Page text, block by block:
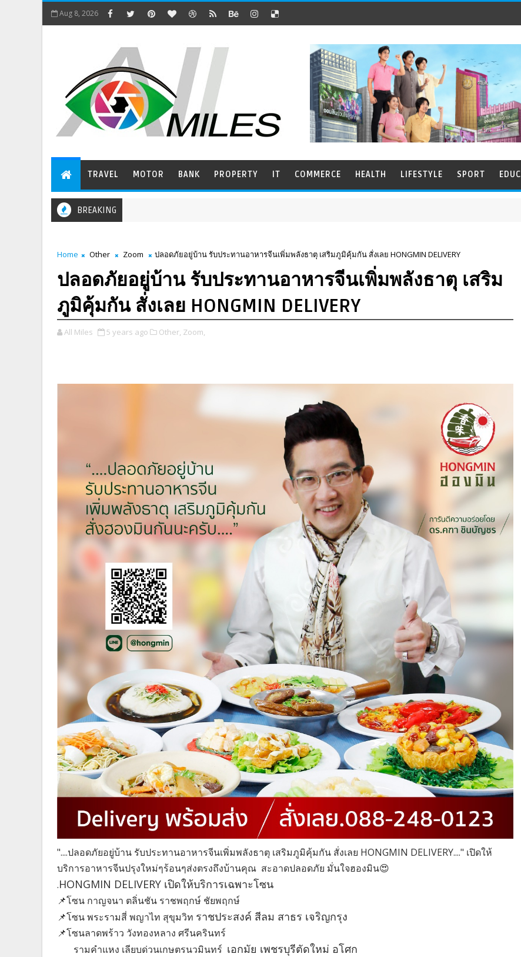
Aug 8, 2026
TRAVEL MOTOR BANK PROPERTY IT COMMERCE HEALTH LIFESTYLE SPORT
BREAKING
Home Other Zoom ปลอดภัยอยู่บ้าน รับประทานอาหารจีนเพิ่มพลังธาตุ เสริมภูมิคุ้มกัน สั่งเลย HONGMIN DELIVERY
ปลอดภัยอยู่บ้าน รับประทานอาหารจีนเพิ่มพลังธาตุ เสริม
ภูมิคุ้มกัน สั่งเลย HONGMIN DELIVERY
All Miles 5 years ago Other, Zoom,
"....ปลอดภัยอยู่บ้าน รับประทานอาหารจีนเพิ่มพลังธาตุ เสริมภูมิคุ้มกัน สั่งเลย HONGMIN DELIVERY...." เปิดให้
บริการอาหารจีนปรุงใหม่ๆร้อนๆส่งตรงถึงบ้านคุณ สะอาดปลอดภัย มั่นใจฮองมิน😍
.HONGMIN DELIVERY เปิดให้บริการเฉพาะโซน
📌โซน กาญจนา ตลิ่นชัน ราชพฤกษ์ ชัยพฤกษ์
📌โซน พระรามสี่ พญาไท สุขุมวิท ราชประสงค์ สีลม สาธร เจริญกรุง
📌โซนลาดพร้าว วังทองหลาง ศรีนครินทร์
รามคำแหง เลียบด่วนเกษตรนวมินทร์ เอกมัย เพชรบุรีตัดใหม่ อโศก